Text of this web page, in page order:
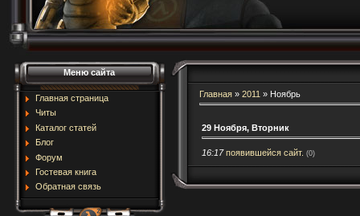
Меню сайта
Главная страница
Читы
Каталог статей
Блог
Форум
Гостевая книга
Обратная связь
Главная» 2011 » Ноябрь
29 Ноября, Вторник
16:17 появившейся сайт. (0)